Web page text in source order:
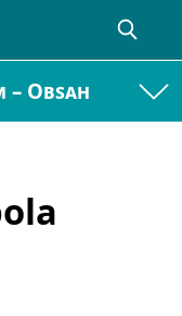
– Obsah